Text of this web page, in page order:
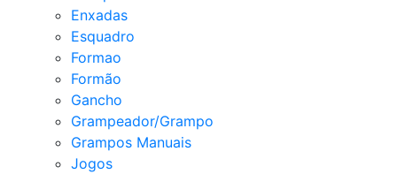
Enxadas
Esquadro
Formao
Formão
Gancho
Grampeador/Grampo
Grampos Manuais
Jogos